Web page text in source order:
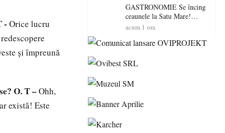
- Orice lucru
şi împreună
O. T –Ohh,
există! Este
energie electrică a fabricilor
de medicamente va pune în
pericol accesul pacienților la
medicamente esențiale
GASTRONOMIE Se încing
ceaunele la Satu Mare!
Concursul „Veress Ádám”
spectaculoase, premii și un
acum 1 ora